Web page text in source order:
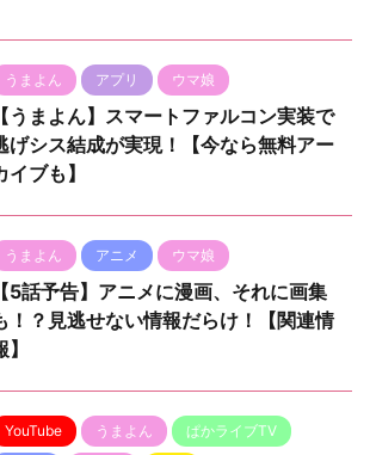
うまよん アプリ ウマ娘
【うまよん】スマートファルコン実装で
げシス結成が実現！【今なら無料アー
イブも】
うまよん アニメ ウマ娘
【5話予告】アニメに漫画、それに画集
！？見逃せない情報だらけ！【関連情
YouTube うまよん ぱかライブTV